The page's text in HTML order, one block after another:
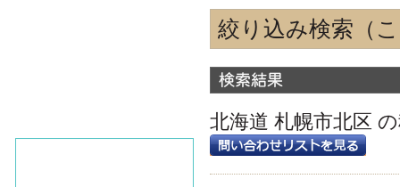
絞り込み検索（
得意な業種
情報通信
不動産
医療
得意な業務
税務申告
北海道 札幌市北区